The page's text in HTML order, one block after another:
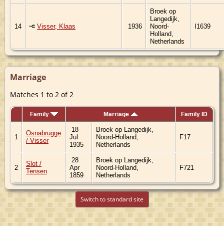
14 Visser, Klaas 1936
Broek op
Langedijk,
Noord-
Holland,
Netherlands
I1639
Marriage
Matches 1 to 2 of 2
Family Marriage Family ID
1
Osnabrugge
/ Visser
18
Jul
1935
Broek op Langedijk,
Noord-Holland,
Netherlands
F17
2
Slot /
Tensen
28
Apr
1859
Broek op Langedijk,
Noord-Holland,
Netherlands
F721
Switch to standard site